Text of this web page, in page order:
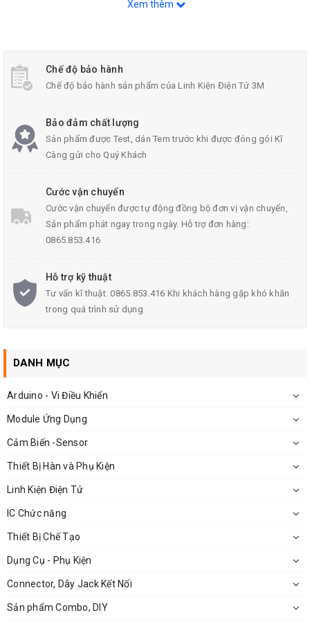
Thông Số Kĩ Thuật:
Điện ápDiode Schottky
Dòng điện : 10A x 2 ( dual chanel)
Common Cathode
Mặt Sau
Xem thêm
Chế độ bảo hành
Chế độ bảo hành sản phẩm của Linh Kiện Điện Tử 3M
Bảo đảm chất lượng
Sản phẩm được Test, dán Tem trước khi được đóng gói Kĩ
Càng gửi cho Quý Khách
Cước vận chuyển
Cước vận chuyển được tự động đồng bộ đơn vị vận chuyển,
Sản phẩm phát ngay trong ngày. Hỗ trợ đơn hàng:
0865.853.416
Hỗ trợ kỹ thuật
Tư vấn kĩ thuật: 0865.853.416 Khi khách hàng gặp khó khăn
trong quá trình sử dụng
DANH MỤC
Arduino - Vi Điều Khiển
Module Ứng Dụng
Cảm Biến -Sensor
Thiết Bị Hàn và Phụ Kiện
Linh Kiện Điện Tử
IC Chức năng
Thiết Bị Chế Tạo
Dụng Cụ - Phụ Kiện
Connector, Dây Jack Kết Nối
Sản phẩm Combo, DIY